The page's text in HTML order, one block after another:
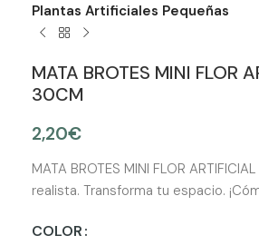
Plantas Artificiales Pequeñas
MATA BROTES MINI FLOR
30CM
2,20€
MATA BROTES MINI FLOR
realista. Transforma tu espacio.
COLOR